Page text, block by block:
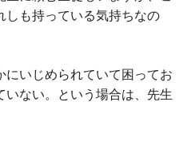
しも持っている気持ちなの
にいじめられていて困ってお
いない。という場合は、先生